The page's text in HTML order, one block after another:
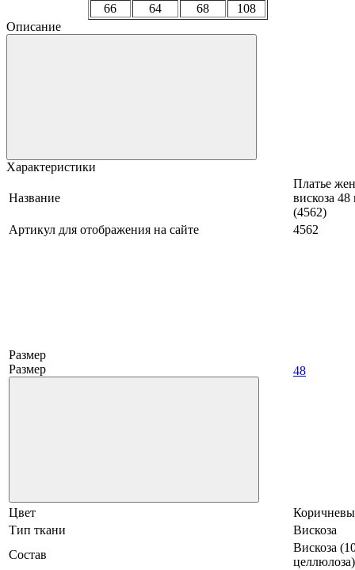
66
64 68
108
Описание
Характеристики
Название
Платье
вискоза
(4562)
Артикул для отображения на сайте
4562
Размер
Размер
48
Цвет
Тип ткани
Вискоза
Состав
Вискоза
целлюлоза)